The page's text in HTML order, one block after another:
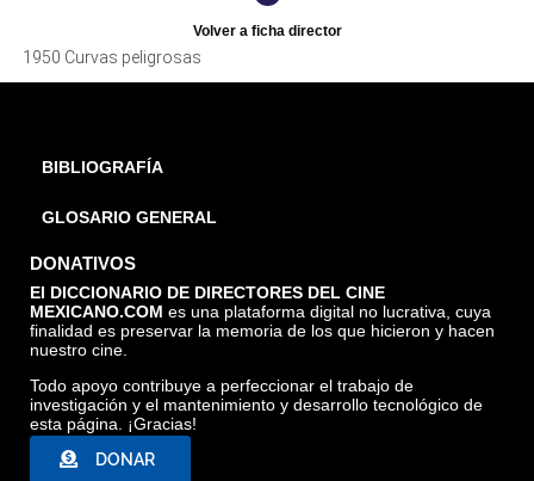
Volver a ficha director
1950 Curvas peligrosas
BIBLIOGRAFÍA
GLOSARIO GENERAL
DONATIVOS
El DICCIONARIO DE DIRECTORES DEL CINE
MEXICANO.COM es una plataforma digital no lucrativa, cuya
finalidad es preservar la memoria de los que hicieron y hacen
nuestro cine.
Todo apoyo contribuye a perfeccionar el trabajo de
investigación y el mantenimiento y desarrollo tecnológico de
esta página. ¡Gracias!
DONAR